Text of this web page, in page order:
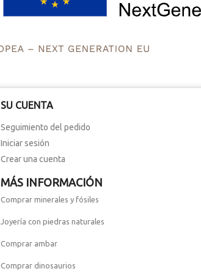
SU CUENTA
Seguimiento del pedido
Iniciar sesión
Crear una cuenta
MÁS INFORMACIÓN
Comprar minerales y fósiles
Joyería con piedras naturales
Comprar ambar
Comprar dinosaurios